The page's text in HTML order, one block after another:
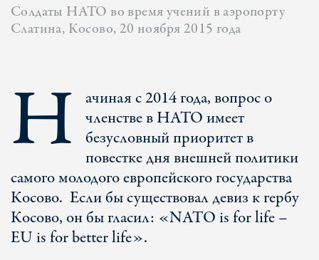
Солдаты НАТО во время учений в аэропорту
Слатина, Косово, 20 ноября 2015 года
Н
ачиная с 2014 года, вопрос о
членстве в НАТО имеет
безусловный приоритет в
повестке дня внешней политики
самого молодого европейского государства
Косово. Если бы существовал девиз к гербу
Косово, он бы гласил: «NATO is for life –
EU is for better life».